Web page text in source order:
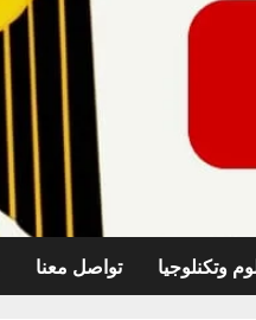
وتكنلوجيا تواصل معنا